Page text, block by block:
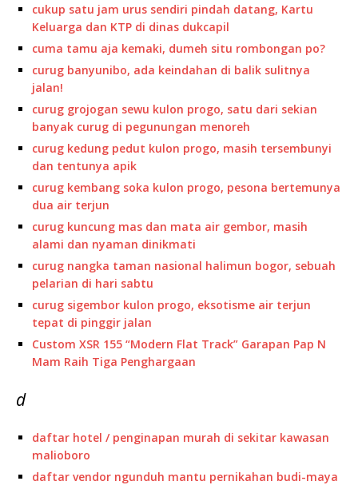
cukup satu jam urus sendiri pindah datang, Kartu
Keluarga dan KTP di dinas dukcapil
cuma tamu aja kemaki, dumeh situ rombongan po?
curug banyunibo, ada keindahan di balik sulitnya
jalan!
curug grojogan sewu kulon progo, satu dari sekian
banyak curug di pegunungan menoreh
curug kedung pedut kulon progo, masih tersembunyi
dan tentunya apik
curug kembang soka kulon progo, pesona bertemunya
dua air terjun
curug kuncung mas dan mata air gembor, masih
alami dan nyaman dinikmati
curug nangka taman nasional halimun bogor, sebuah
pelarian di hari sabtu
curug sigembor kulon progo, eksotisme air terjun
tepat di pinggir jalan
Custom XSR 155 “Modern Flat Track” Garapan Pap N
Mam Raih Tiga Penghargaan
d
daftar hotel / penginapan murah di sekitar kawasan
malioboro
daftar vendor ngunduh mantu pernikahan budi-maya